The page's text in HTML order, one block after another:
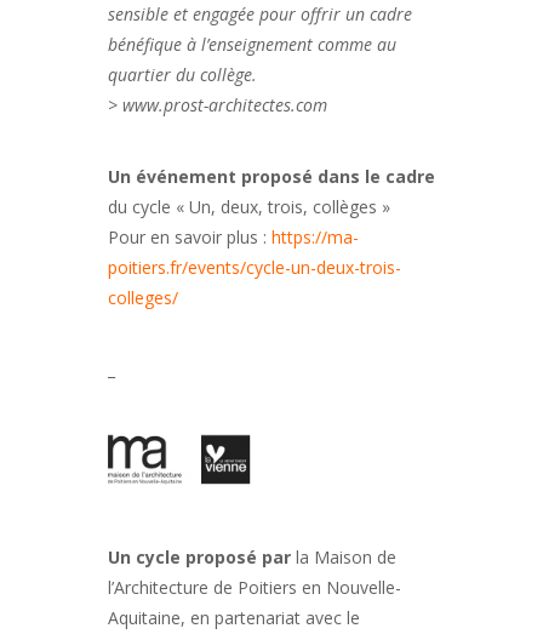
sensible et engagée pour offrir un cadre
bénéfique à l’enseignement comme au
quartier du collège.
> www.prost-architectes.com
Un événement proposé dans le cadre
du cycle « Un, deux, trois, collèges »
Pour en savoir plus : https://ma-
poitiers.fr/events/cycle-un-deux-trois-
colleges/
Un cycle proposé par la Maison de
l’Architecture de Poitiers en Nouvelle-
Aquitaine, en partenariat avec le